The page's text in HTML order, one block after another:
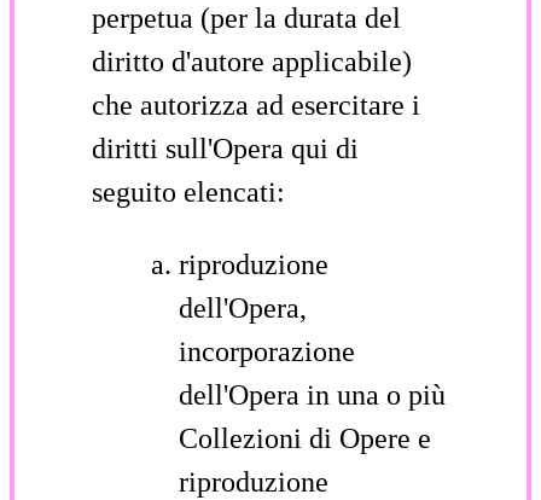
perpetua (per la durata del
diritto d'autore applicabile)
che autorizza ad esercitare i
diritti sull'Opera qui di
seguito elencati:
riproduzione
dell'Opera,
incorporazione
dell'Opera in una o più
Collezioni di Opere e
riproduzione